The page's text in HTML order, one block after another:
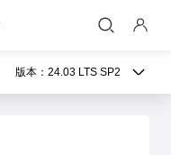
版本： 24.03 LTS SP2